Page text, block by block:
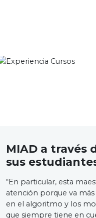
MIAD a través
sus
“En particular, esta
atención porque va
en el algoritmo y los
que siempre tiene en